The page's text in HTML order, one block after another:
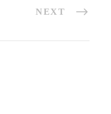
NEXT